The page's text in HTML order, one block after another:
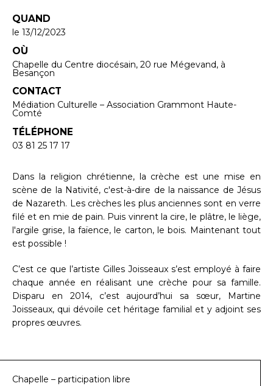
QUAND
le 13/12/2023
OÙ
Chapelle du Centre diocésain, 20 rue Mégevand, à
Besançon
CONTACT
Médiation Culturelle – Association Grammont Haute-
Comté
TÉLÉPHONE
03 81 25 17 17
Dans la religion chrétienne, la crèche est une mise en
scène de la Nativité, c'est-à-dire de la naissance de Jésus
de Nazareth. Les crèches les plus anciennes sont en verre
filé et en mie de pain. Puis vinrent la cire, le plâtre, le liège,
l'argile grise, la faïence, le carton, le bois. Maintenant tout
est possible !
C’est ce que l’artiste Gilles Joisseaux s’est employé à faire
chaque année en réalisant une crèche pour sa famille.
Disparu en 2014, c’est aujourd’hui sa sœur, Martine
Joisseaux, qui dévoile cet héritage familial et y adjoint ses
propres œuvres.
Chapelle – participation libre